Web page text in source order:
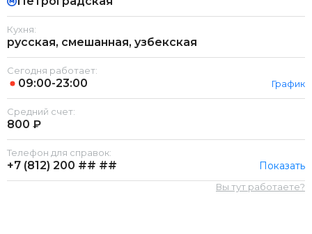
Кухня:
русская, смешанная, узбекская
Сегодня работает:
09:00-23:00 График
Средний счет:
800 ₽
Телефон для справок:
+7 (812) 200 ## ## Показать
Вы тут работаете?